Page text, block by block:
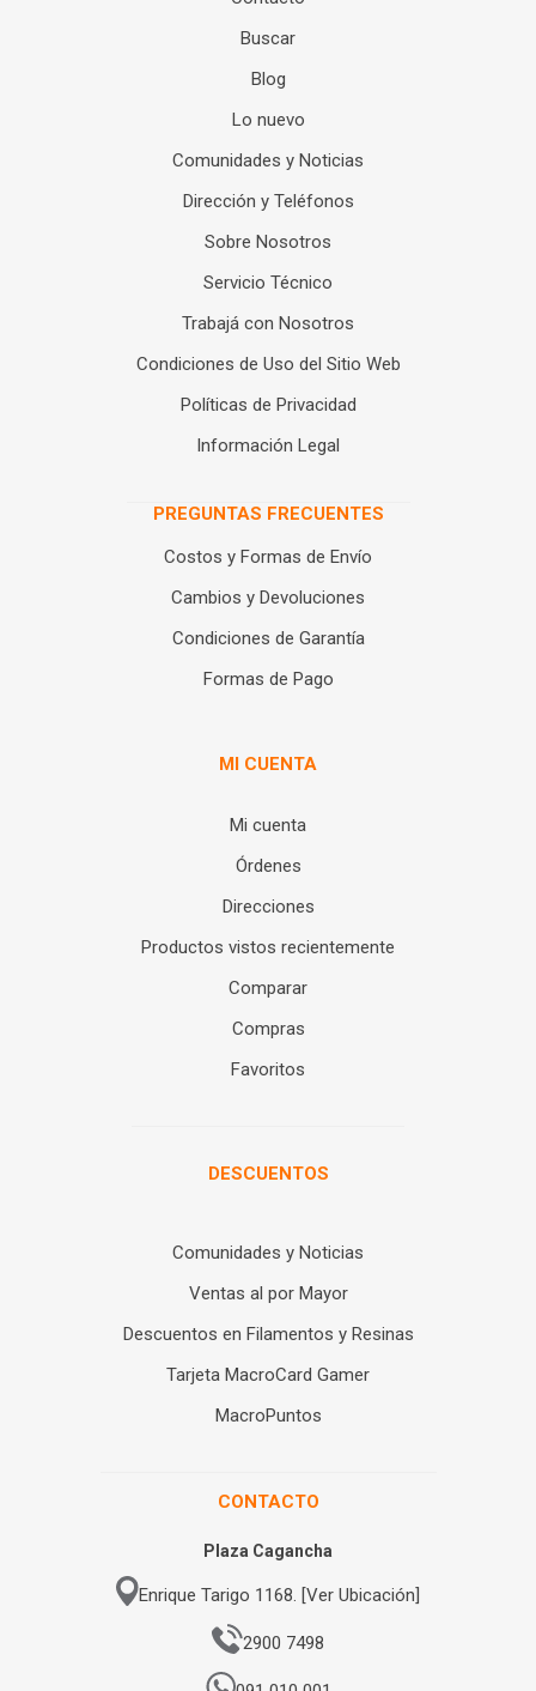
Buscar
Blog
Lo nuevo
Comunidades y Noticias
Dirección y Teléfonos
Sobre Nosotros
Servicio Técnico
Trabajá con Nosotros
Condiciones de Uso del Sitio Web
Políticas de Privacidad
Información Legal
PREGUNTAS FRECUENTES
Costos y Formas de Envío
Cambios y Devoluciones
Condiciones de Garantía
Formas de Pago
MI CUENTA
Mi cuenta
Órdenes
Direcciones
Productos vistos recientemente
Comparar
Compras
Favoritos
DESCUENTOS
Comunidades y Noticias
Ventas al por Mayor
Descuentos en Filamentos y Resinas
Tarjeta MacroCard Gamer
MacroPuntos
CONTACTO
Plaza Cagancha
Enrique Tarigo 1168. [Ver Ubicación]
2900 7498